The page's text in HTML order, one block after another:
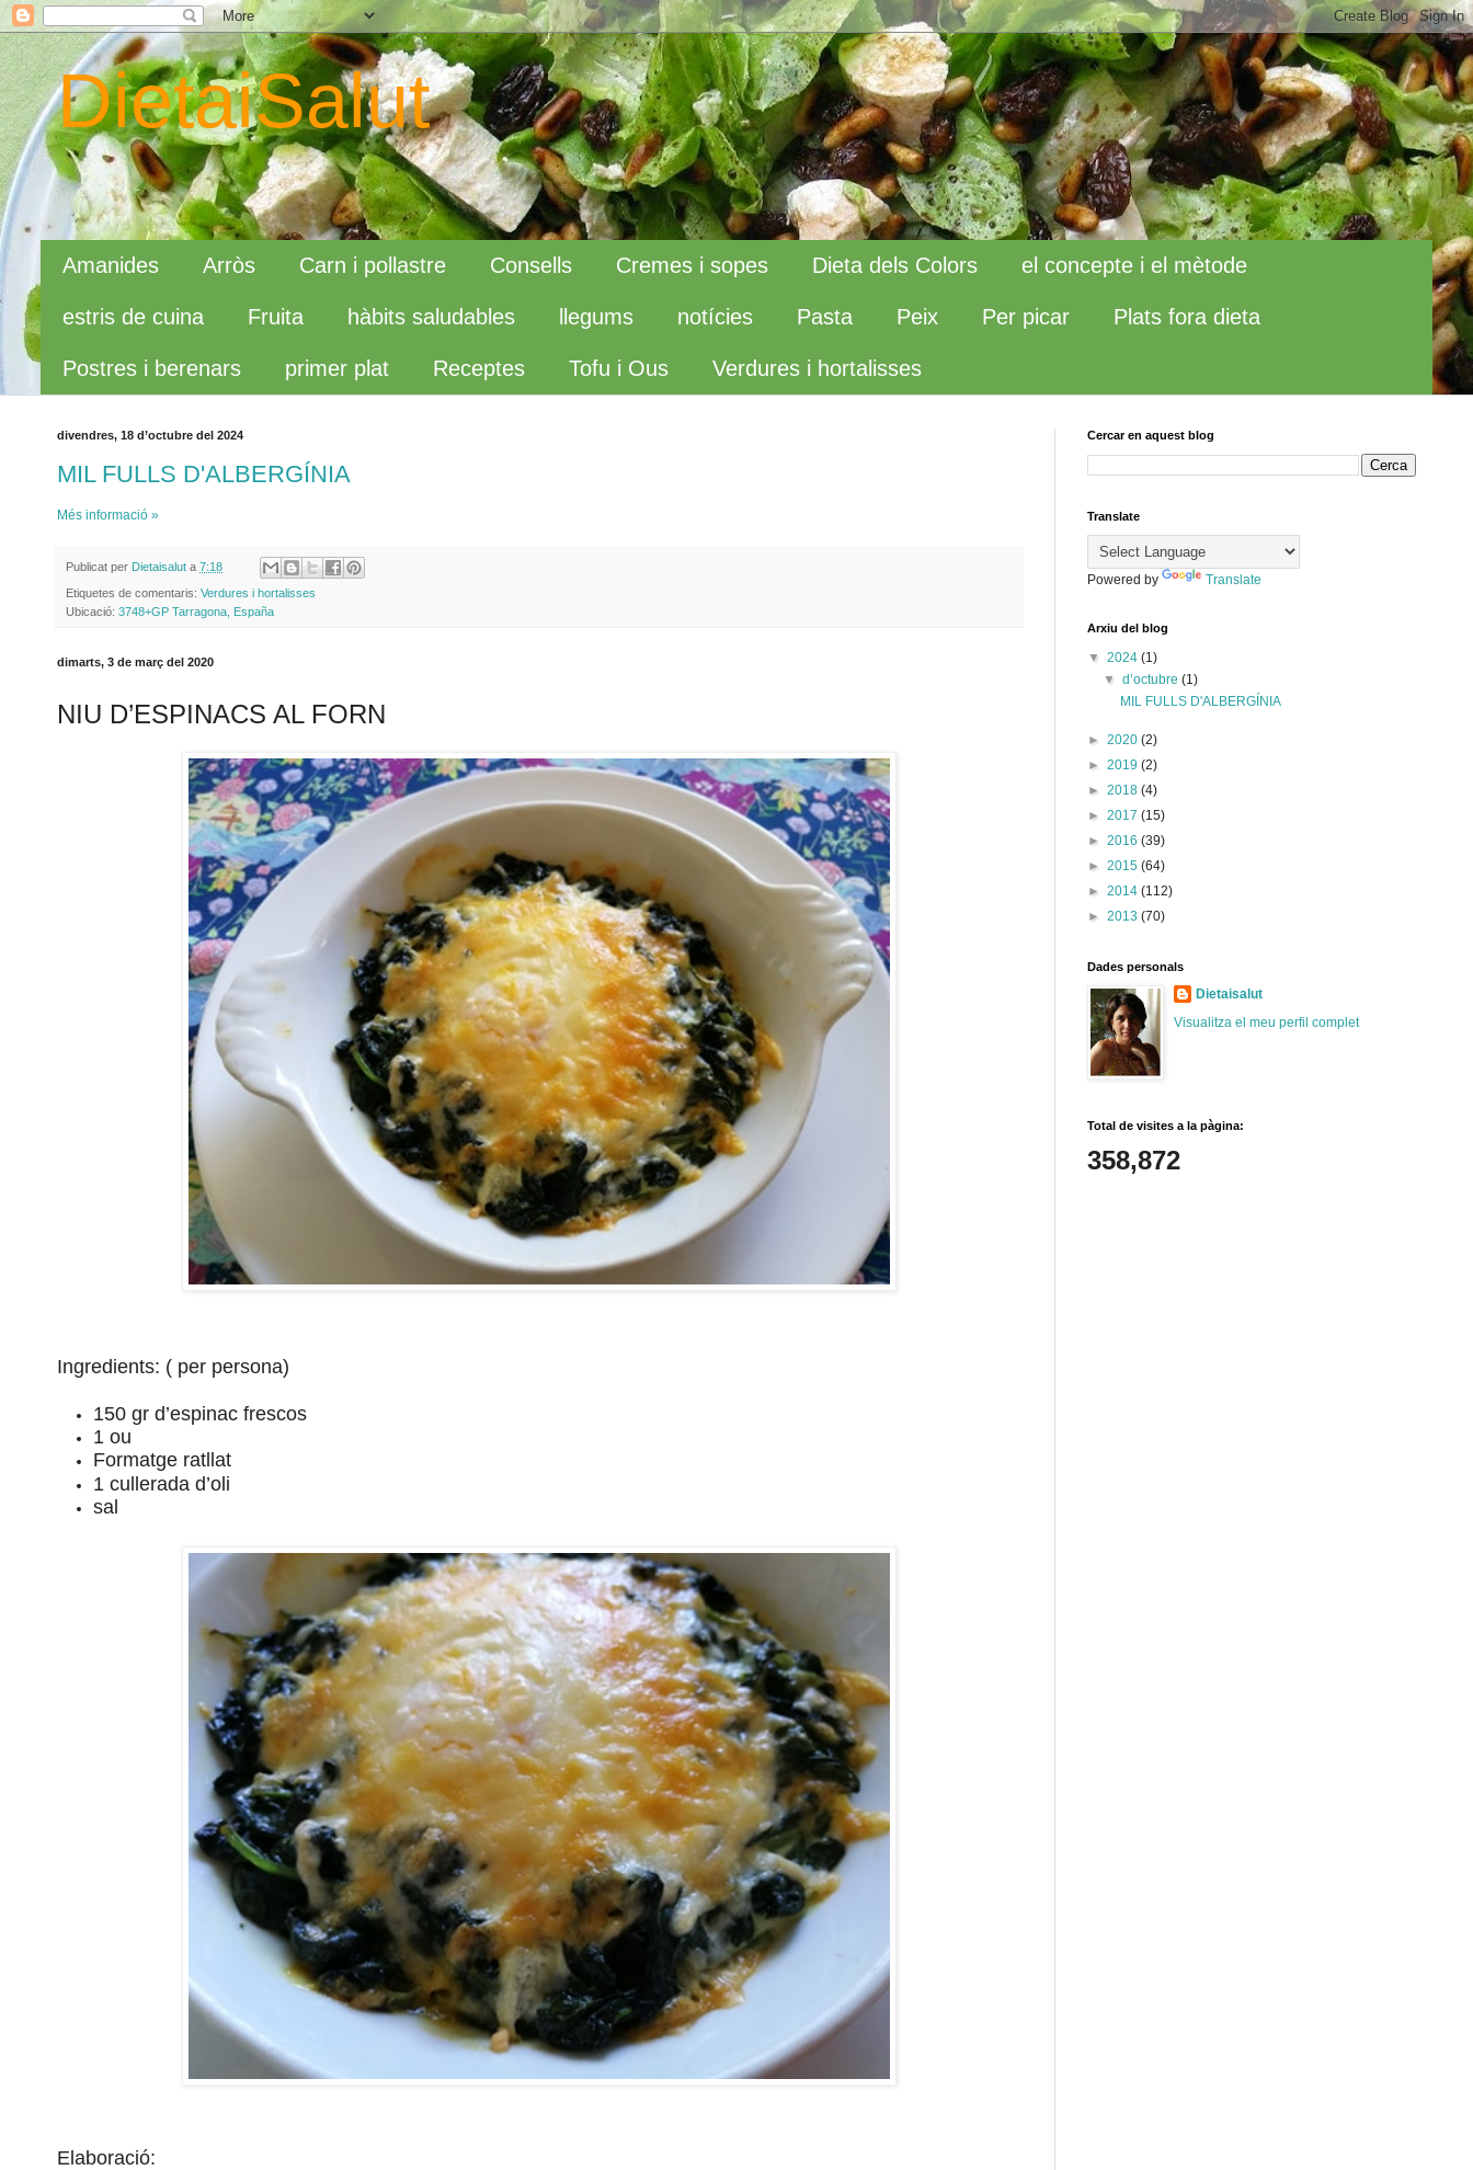
DietaiSalut
Amanides Arròs Carn i pollastre Consells Cremes i sopes Dieta dels Colors el concepte i el mètode
estris de cuina Fruita hàbits saludables llegums notícies Pasta Peix Per picar Plats fora dieta
Postres i berenars primer plat Receptes Tofu i Ous Verdures i hortalisses
divendres, 18 d’octubre del 2024
MIL FULLS D'ALBERGÍNIA
Més informació »
Publicat per Dietaisalut a 7:18
Etiquetes de comentaris: Verdures i hortalisses
Ubicació: 3748+GP Tarragona, España
dimarts, 3 de març del 2020
NIU D’ESPINACS AL FORN
Ingredients: ( per persona)
150 gr d’espinac frescos
1 ou
Formatge ratllat
1 cullerada d’oli
sal
Elaboració:
Cercar en aquest blog
Translate
Powered by Translate
Arxiu del blog
▼ 2024 (1)
▼d’octubre(1)
MIL FULLS D'ALBERGÍNIA
► 2020 (2)
► 2019 (2)
► 2018 (4)
► 2017 (15)
► 2016 (39)
► 2015 (64)
► 2014 (112)
► 2013 (70)
Dades personals
Dietaisalut
Visualitza el meu perfil complet
Total de visites a la pàgina:
358,872